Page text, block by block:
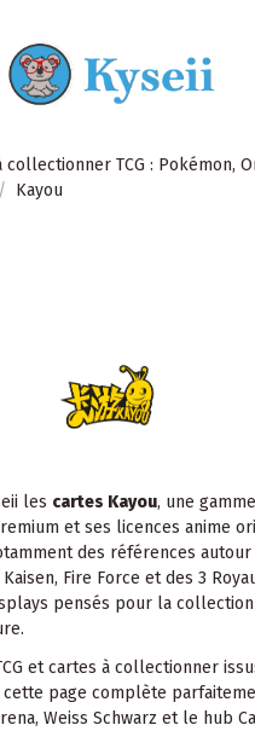
collectionner TCG : Pokémon,
Kayou
les cartes Kayou, une
et ses licences anime
des références autour
Fire Force et des 3
pensés pour la
et cartes à collectionner
cette page complète
, Weiss Schwarz et le hub